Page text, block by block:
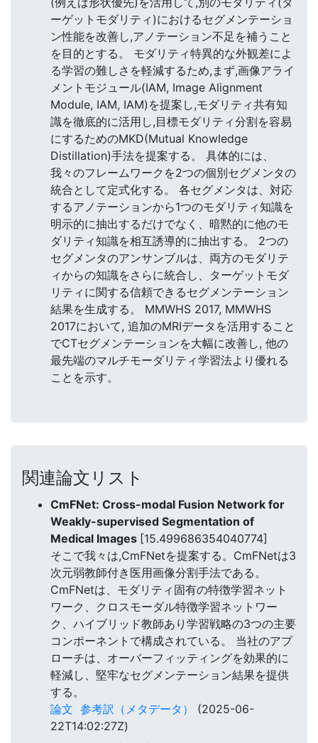
ーゲットモダリティ)におけるセグメンテーショ
ン性能を改善し,アノテーション不足を補うこと
を目的とする。 モダリティ特異的な外観差によ
る学習の難しさを軽減するため,まず,画像アライ
メントモジュール(IAM, Image Alignment
Module, IAM, IAM)を提案し,モダリティ共有知
識を徹底的に活用し,目標モダリティ分割を容易
にするためのMKD(Mutual Knowledge
Distillation)手法を提案する。 具体的には、
我々のフレームワークを2つの個別セグメンタの
統合として定式化する。 各セグメンタは、対応
するアノテーションから1つのモダリティ知識を
明示的に抽出するだけでなく、暗黙的に他のモ
ダリティ知識を相互誘導的に抽出する。 2つの
セグメンタのアンサンブルは、両方のモダリテ
ィからの知識をさらに統合し、ターゲットモダ
リティに関する信頼できるセグメンテーション
結果を生成する。 MMWHS 2017, MMWHS
2017において, 追加のMRIデータを活用すること
でCTセグメンテーションを大幅に改善し, 他の
最先端のマルチモーダリティ学習法より優れる
ことを示す。
関連論文リスト
CmFNet: Cross-modal Fusion Network for
Weakly-supervised Segmentation of
Medical Images [15.499686354040774]
そこで我々は,CmFNetを提案する。CmFNetは3
次元弱教師付き医用画像分割手法である。
CmFNetは、モダリティ固有の特徴学習ネット
ワーク、クロスモーダル特徴学習ネットワー
ク、ハイブリッド教師あり学習戦略の3つの主要
コンポーネントで構成されている。 当社のアプ
ローチは、オーバーフィッティングを効果的に
軽減し、堅牢なセグメンテーション結果を提供
する。
論文 参考訳（メタデータ）
(2025-06-
22T14:02:27Z)